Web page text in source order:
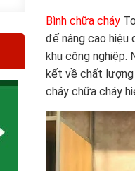
Bình chữa cháy
để nâng cao hiệu
khu công nghiệp.
kết về chất lượng
cháy chữa cháy